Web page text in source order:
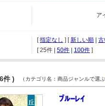
ア
[指定なし ] [新しい順
[ 25件 50件 100件 ]
件 ) （カテゴリ名：商品ジャンルで選